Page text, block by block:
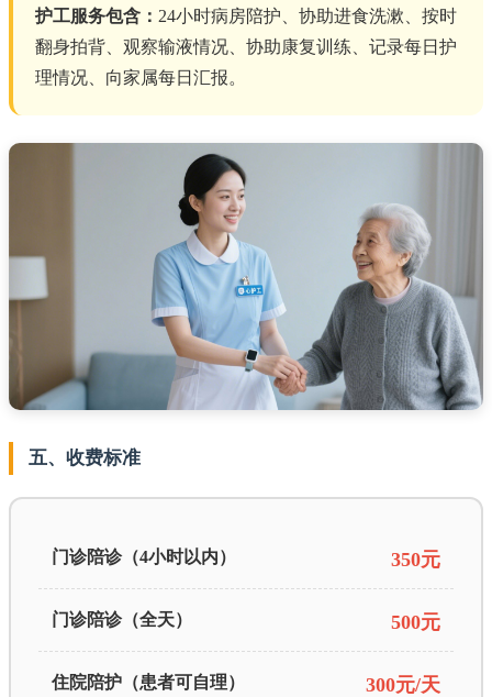
护工服务包含： 24小时病房陪护、协助进食洗漱、按时
翻身拍背、观察输液情况、协助康复训练、记录每日护
理情况、向家属每日汇报。
五、收费标准
门诊陪诊（4小时以内） 350元
门诊陪诊（全天） 500元
住院陪护（患者可自理） 300元/天